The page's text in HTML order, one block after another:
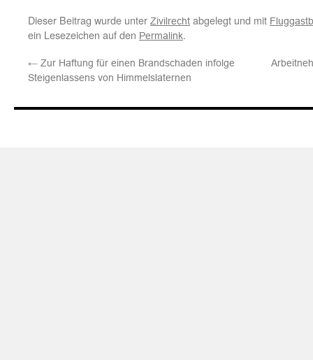
Dieser Beitrag wurde unter Zivilrecht abgelegt und mit
ein Lesezeichen auf den Permalink.
← Zur Haftung für einen Brandschaden infolge
Steigenlassens von Himmelslaternen